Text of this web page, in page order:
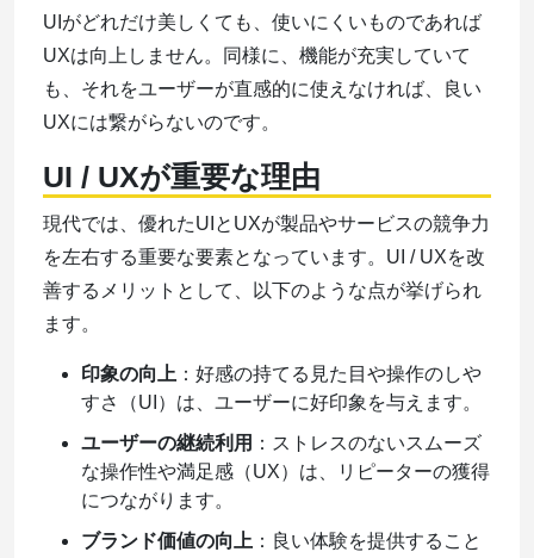
UIがどれだけ美しくても、使いにくいものであれば
UXは向上しません。同様に、機能が充実していて
も、それをユーザーが直感的に使えなければ、良い
UXには繋がらないのです。
UI / UXが重要な理由
現代では、優れたUIとUXが製品やサービスの競争力
を左右する重要な要素となっています。UI / UXを改
善するメリットとして、以下のような点が挙げられ
ます。
印象の向上 ：好感の持てる見た目や操作のしや
すさ（UI）は、ユーザーに好印象を与えます。
ユーザーの継続利用 ：ストレスのないスムーズ
な操作性や満足感（UX）は、リピーターの獲得
につながります。
ブランド価値の向上 ：良い体験を提供すること